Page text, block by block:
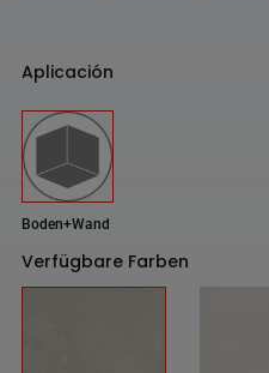
Aplicación
Boden+Wand
Verfügbare Farben